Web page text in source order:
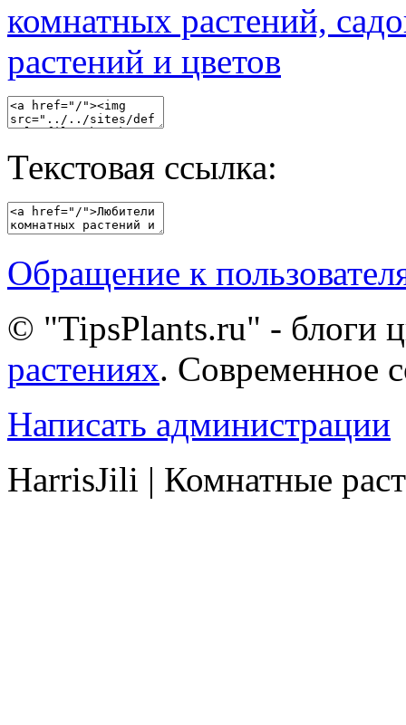
Текстовая ссылка:
Обращение к
© "TipsPlants.ru" - блоги
растениях. Современное
Написать администрации
HarrisJili | Комнатные